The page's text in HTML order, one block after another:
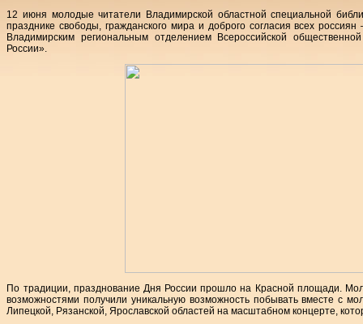
12 июня молодые читатели Владимирской областной специальной
празднике свободы, гражданского мира и доброго согласия всех
Владимирским региональным отделением Всероссийской
России».
По традиции, празднование Дня России прошло на Красной площади.
возможностями получили уникальную возможность побывать вместе с
Липецкой, Рязанской, Ярославской областей на масштабном концерте,